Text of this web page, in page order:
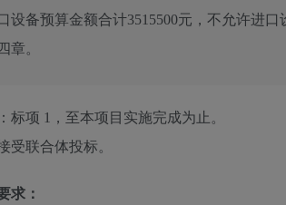
设备预算金额合计3515500元，不允许进
章。
标项 1，至本项目实施完成为止。
受联合体投标。
求：